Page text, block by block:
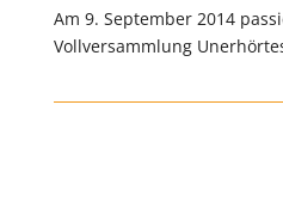
Am 9. September 2014
Vollversammlung